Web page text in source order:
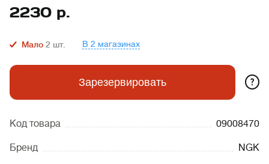
2230 р.
Мало 2 шт. В 2 магазинах
Зарезервировать ?
Код товара 09008470
Бренд NGK